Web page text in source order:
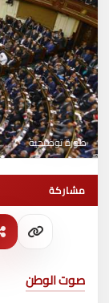
صورة توضيحية
مشاركة
صوت الوطن